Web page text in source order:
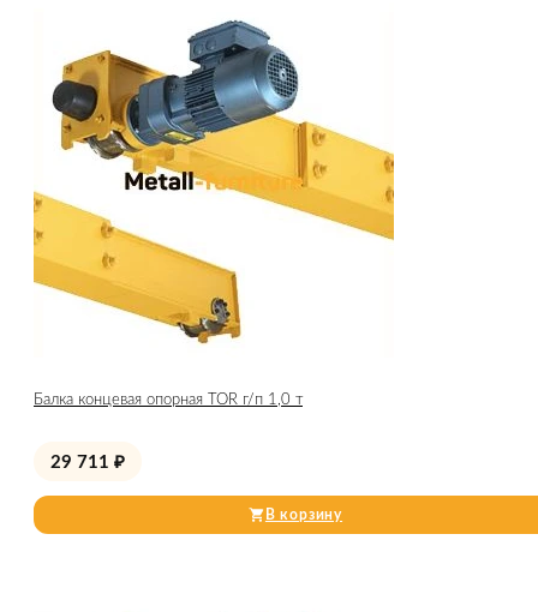
Балка концевая опорная TOR г/п 1,0 т
29 711 ₽
В корзину